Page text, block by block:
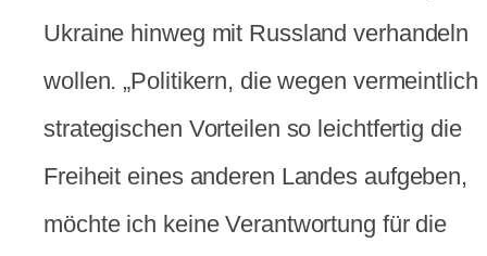
Ukraine hinweg mit Russland verhandeln
wollen. „Politikern, die wegen vermeintlich
strategischen Vorteilen so leichtfertig die
Freiheit eines anderen Landes aufgeben,
möchte ich keine Verantwortung für die